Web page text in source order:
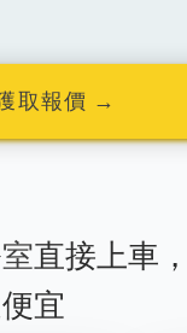
取報價 →
直接上車，
宜